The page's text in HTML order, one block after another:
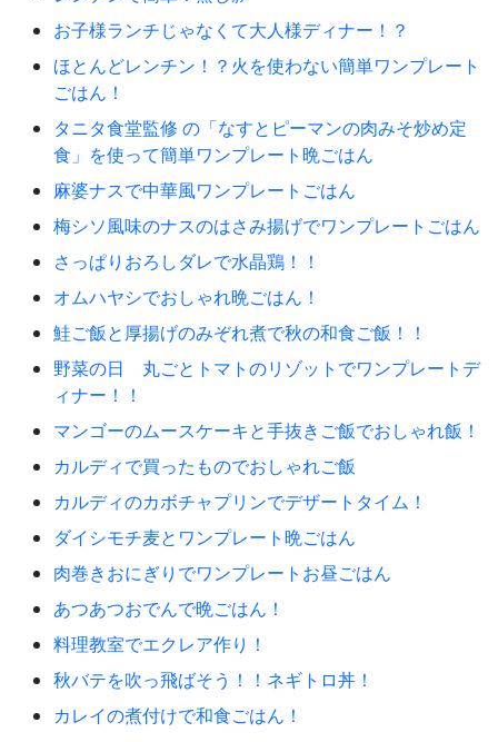
お子様ランチじゃなくて大人様ディナー！？
ほとんどレンチン！？火を使わない簡単ワンプレート
ごはん！
タニタ食堂監修 の「なすとピーマンの肉みそ炒め定
食」を使って簡単ワンプレート晩ごはん
麻婆ナスで中華風ワンプレートごはん
梅シソ風味のナスのはさみ揚げでワンプレートごはん
さっぱりおろしダレで水晶鶏！！
オムハヤシでおしゃれ晩ごはん！
鮭ご飯と厚揚げのみぞれ煮で秋の和食ご飯！！
野菜の日 丸ごとトマトのリゾットでワンプレートデ
ィナー！！
マンゴーのムースケーキと手抜きご飯でおしゃれ飯！
カルディで買ったものでおしゃれご飯
カルディのカボチャプリンでデザートタイム！
ダイシモチ麦とワンプレート晩ごはん
肉巻きおにぎりでワンプレートお昼ごはん
あつあつおでんで晩ごはん！
料理教室でエクレア作り！
秋バテを吹っ飛ばそう！！ネギトロ丼！
カレイの煮付けで和食ごはん！